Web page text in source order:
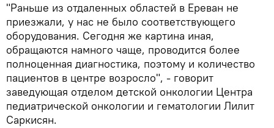
"Раньше из отдаленных областей в Ереван не
приезжали, у нас не было соответствующего
оборудования. Сегодня же картина иная,
обращаются намного чаще, проводится более
полноценная диагностика, поэтому и количество
пациентов в центре возросло", - говорит
заведующая отделом детской онкологии Центра
педиатрической онкологии и гематологии Лилит
Саркисян.